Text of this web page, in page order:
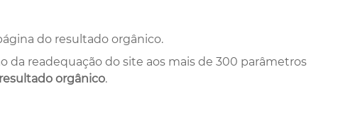
do resultado orgânico.
da readequação do site aos mais de 300 parâmetros
orgânico.